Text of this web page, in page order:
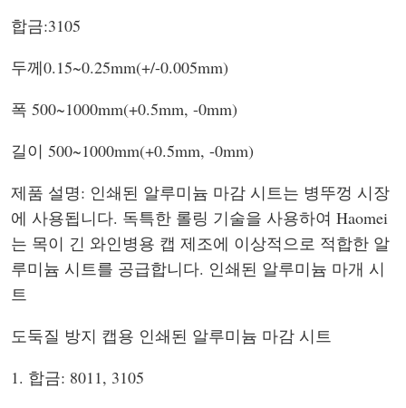
합금:3105
두께0.15~0.25mm(+/-0.005mm)
폭 500~1000mm(+0.5mm, -0mm)
길이 500~1000mm(+0.5mm, -0mm)
제품 설명: 인쇄된 알루미늄 마감 시트는 병뚜껑 시장
에 사용됩니다. 독특한 롤링 기술을 사용하여 Haomei
는 목이 긴 와인병용 캡 제조에 이상적으로 적합한 알
루미늄 시트를 공급합니다. 인쇄된 알루미늄 마개 시
트
도둑질 방지 캡용 인쇄된 알루미늄 마감 시트
1. 합금: 8011, 3105